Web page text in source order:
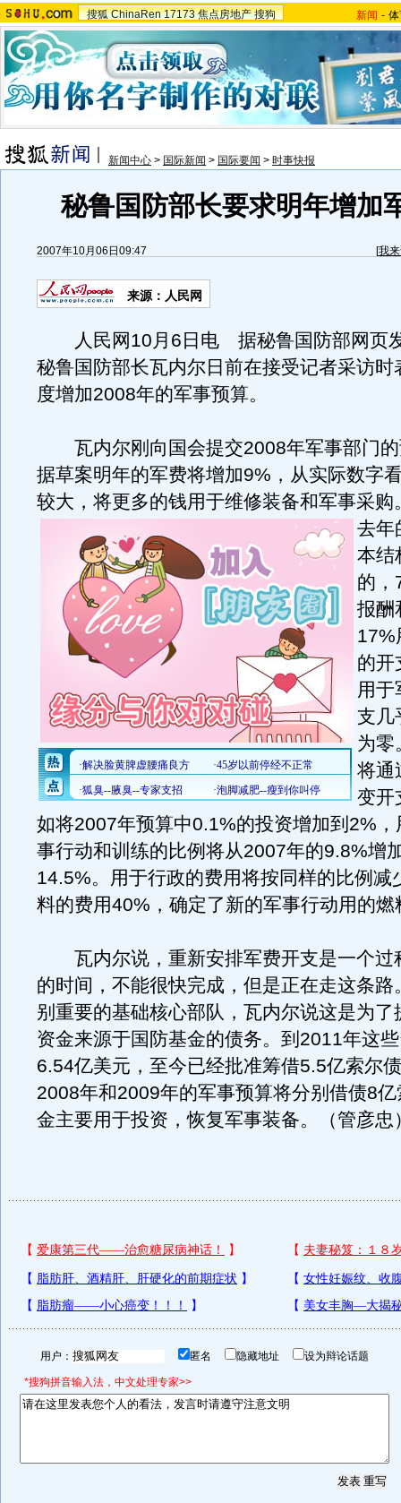
搜狐 ChinaRen 17173 焦点房地产 搜狗 新闻 -
新闻中心 > 国际新闻 > 国际要闻 > 时事快报
秘鲁国防部长要求明年增加
2007年10月06日09:47 [我
来源：人民网
人民网10月6日电 据秘鲁国防部网页
秘鲁国防部长瓦内尔日前在接受记者采访时
度增加2008年的军事预算。
瓦内尔刚向国会提交2008年军事部门的
据草案明年的军费将增加9%，从实际数字
较大，将更多的钱用于维修装备和军事采购
去年
本结
的，
报酬
17%
的开
用于
支几
为零
将通
变开
如将2007年预算中0.1%的投资增加到2%
事行动和训练的比例将从2007年的9.8%增
14.5%。用于行政的费用将按同样的比例减
料的费用40%，确定了新的军事行动用的燃
瓦内尔说，重新安排军费开支是一个过
的时间，不能很快完成，但是正在走这条路
别重要的基础核心部队，瓦内尔说这是为了
资金来源于国防基金的债务。到2011年这
6.54亿美元，至今已经批准筹借5.5亿索尔
2008年和2009年的军事预算将分别借债8
金主要用于投资，恢复军事装备。（管彦忠
用户： 匿名 隐藏地址 设为辩论话题
*搜狗拼音输入法，中文处理专家>>